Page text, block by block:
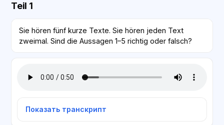
Teil 1
Sie hören fünf kurze Texte. Sie hören jeden Text
zweimal. Sind die Aussagen 1–5 richtig oder falsch?
Показать транскрипт